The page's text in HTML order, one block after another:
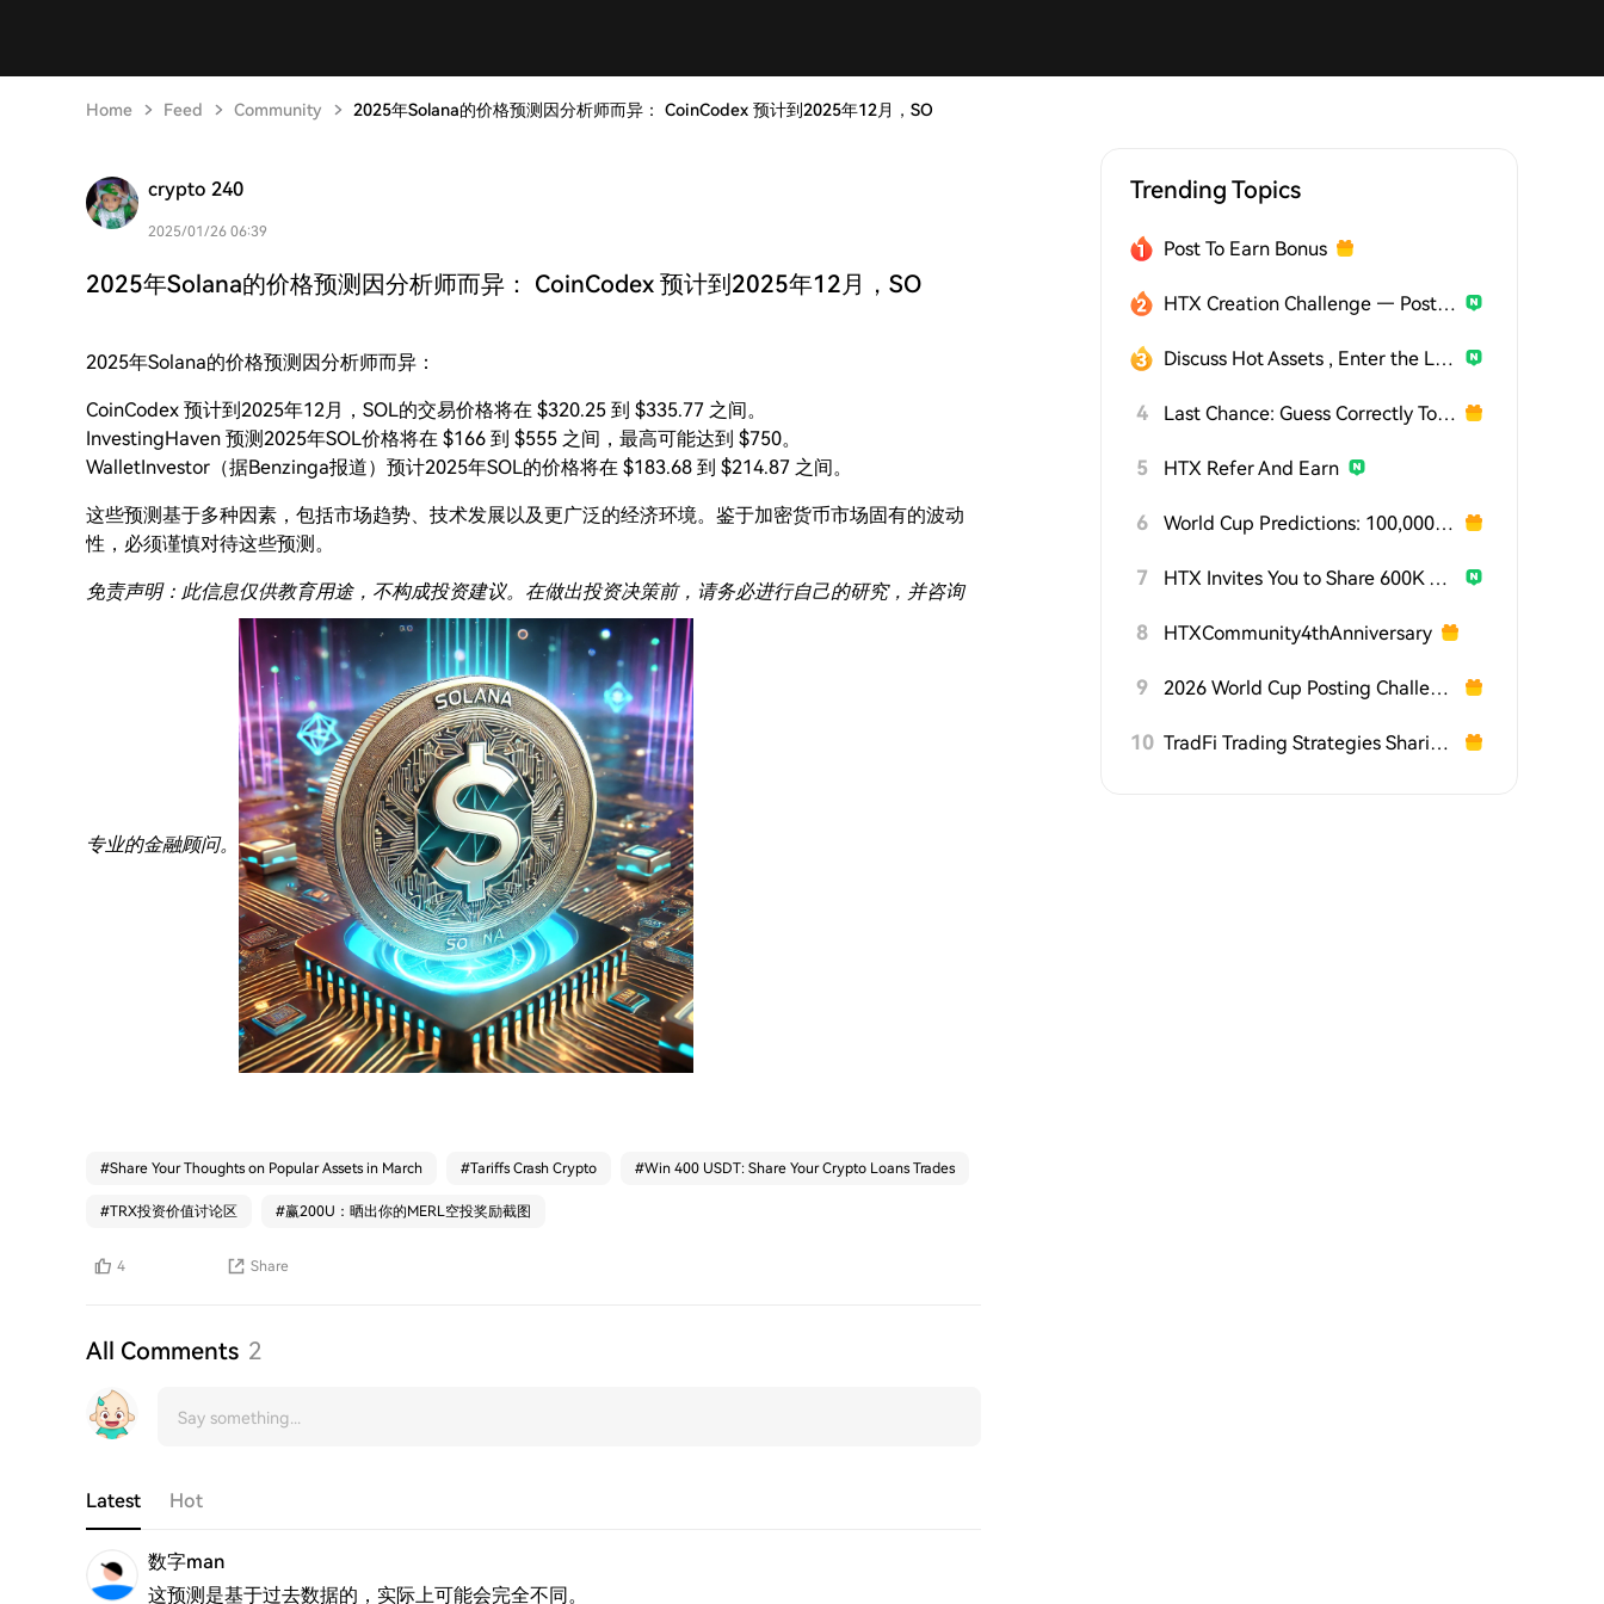
Home Feed Community 2025年Solana的价格预测因分析师而异： CoinCodex 预计到2025年12月，SO
crypto 240
2025/01/26 06:39
2025年Solana的价格预测因分析师而异： CoinCodex 预计到2025年12月，SO
2025年Solana的价格预测因分析师而异：
CoinCodex 预计到2025年12月，SOL的交易价格将在 $320.25 到 $335.77 之间。
InvestingHaven 预测2025年SOL价格将在 $166 到 $555 之间，最高可能达到 $750。
WalletInvestor（据Benzinga报道）预计2025年SOL的价格将在 $183.68 到 $214.87 之间。
这些预测基于多种因素，包括市场趋势、技术发展以及更广泛的经济环境。鉴于加密货币市场固有的波动
性，必须谨慎对待这些预测。
免责声明：此信息仅供教育用途，不构成投资建议。在做出投资决策前，请务必进行自己的研究，并咨询
专业的金融顾问。
#Share Your Thoughts on Popular Assets in March #Tariffs Crash Crypto #Win 400 USDT: Share Your Crypto Loans Trades
#TRX投资价值讨论区 #赢200U：晒出你的MERL空投奖励截图
4 Share
All Comments 2
Latest Hot
数字man
这预测是基于过去数据的，实际上可能会完全不同。
Trending Topics
Post To Earn Bonus
HTX Creation Challenge — Post and Win 1,500U
Discuss Hot Assets , Enter the Lucky Draw
4 Last Chance: Guess Correctly Today and Win More
5 HTX Refer And Earn
6 World Cup Predictions: 100,000 USDT Daily
7 HTX Invites You to Share 600K USDT in Gift Packs
8 HTXCommunity4thAnniversary
9 2026 World Cup Posting Challenge on HTX Square
10 TradFi Trading Strategies Sharing Challenge